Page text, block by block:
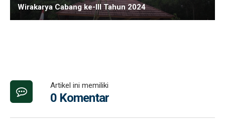
Wirakarya Cabang ke-III Tahun 2024
Artikel ini memiliki
0 Komentar